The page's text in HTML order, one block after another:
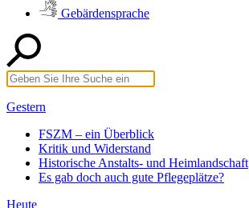
Gebärdensprache
Gestern
FSZM – ein Überblick
Kritik und Widerstand
Historische Anstalts- und Heimlandschaft
Es gab doch auch gute Pflegeplätze?
Heute